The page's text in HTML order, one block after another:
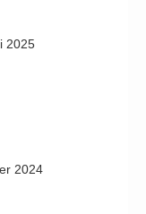
2025
2024